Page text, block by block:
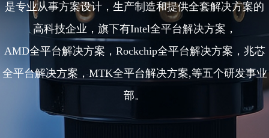
是专业从事方案设计，生产制造和提供全套解决方案的
高科技企业，旗下有Intel全平台解决方案，
AMD全平台解决方案，Rockchip全平台解决方案，兆芯
全平台解决方案，MTK全平台解决方案,等五个研发事业
部。